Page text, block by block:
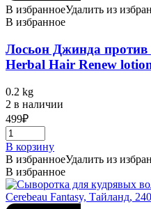
В избранноеУдалить из
В избранное
Лосьон Джинда против
Herbal Hair Renew
0.2 kg
2 в наличии
499₽
В корзину
В избранноеУдалить из
В избранное